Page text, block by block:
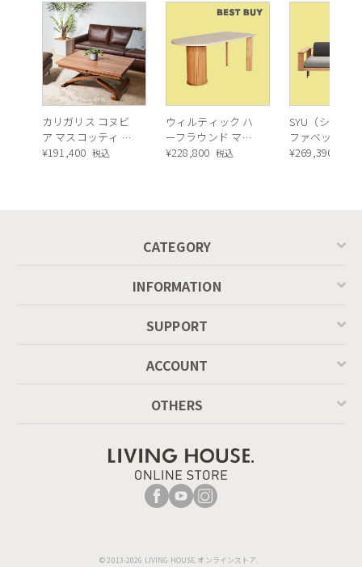
カリガリス コヌビ
ア マスコッティ 伸
長・昇降式テーブ
¥191,400 税込
ウィルティック ハ
ーフラウンド マテ
ィエラ塗装 ダイニ
¥228,800 税込
SYU（シュウ
ファベッド（
ュラル）
¥269,390
CATEGORY
INFORMATION
SUPPORT
ACCOUNT
OTHERS
© 2013-2026 LIVING HOUSE.オンラインストア.